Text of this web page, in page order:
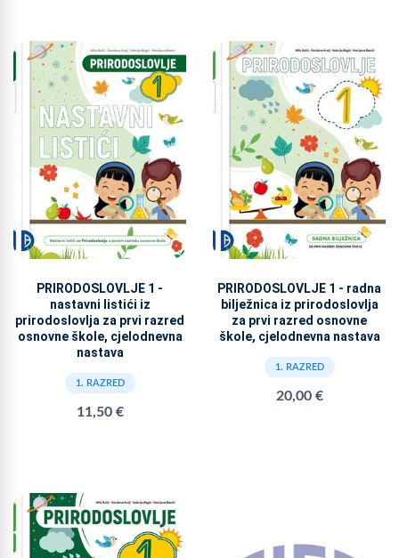
PRIRODOSLOVLJE 1 -
nastavni listići iz
prirodoslovlja za prvi razred
osnovne škole, cjelodnevna
nastava
1. RAZRED
11,50 €
PRIRODOSLOVLJE 1 - radna
bilježnica iz prirodoslovlja
za prvi razred osnovne
škole, cjelodnevna nastava
1. RAZRED
20,00 €